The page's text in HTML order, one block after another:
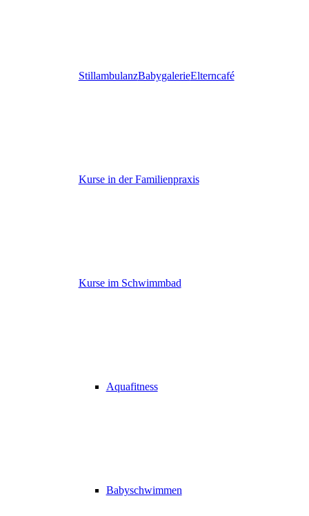
StillambulanzBabygalerieElterncafé
Kurse in der Familienpraxis
Kurse im Schwimmbad
Aquafitness
Babyschwimmen